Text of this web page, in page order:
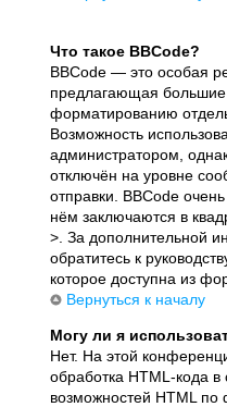
Что такое BBCode?
BBCode — это особая
предлагающая
форматированию
Возможность
администратором,
отключён на уровне
отправки. BBCode
нём заключаются в
>. За дополнительной
обратитесь к
которое доступна из
Вернуться к началу
Могу ли я
Нет. На этой
обработка HTML-кода
возможностей HTML